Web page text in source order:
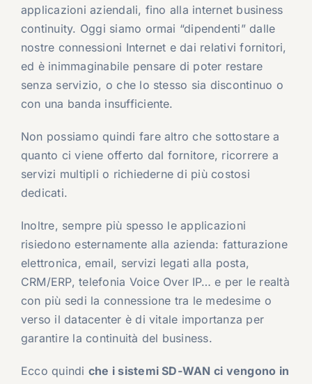
applicazioni aziendali, fino alla internet business
continuity. Oggi siamo ormai “dipendenti” dalle
nostre connessioni Internet e dai relativi fornitori,
ed è inimmaginabile pensare di poter restare
senza servizio, o che lo stesso sia discontinuo o
con una banda insufficiente.
Non possiamo quindi fare altro che sottostare a
quanto ci viene offerto dal fornitore, ricorrere a
servizi multipli o richiederne di più costosi
dedicati.
Inoltre, sempre più spesso le applicazioni
risiedono esternamente alla azienda: fatturazione
elettronica, email, servizi legati alla posta,
CRM/ERP, telefonia Voice Over IP… e per le realtà
con più sedi la connessione tra le medesime o
verso il datacenter è di vitale importanza per
garantire la continuità del business.
Ecco quindi che i sistemi SD-WAN ci vengono in